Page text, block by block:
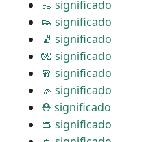
👞 significado
👟 significado
🧦 significado
🧤 significado
🧣 significado
🧢 significado
⛑ significado
👝 significado